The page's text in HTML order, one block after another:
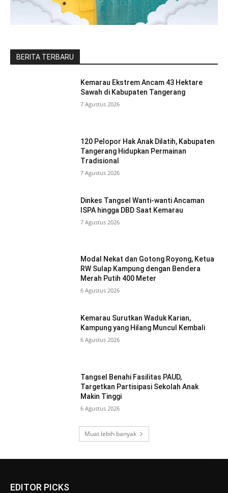
BERITA TERBARU
Kemarau Ekstrem Ancam 43 Hektare
Sawah di Kabupaten Tangerang
7 Agustus 2026
120 Pelopor Hak Anak Dilatih, Kabupaten
Tangerang Hidupkan Permainan
Tradisional
7 Agustus 2026
Dinkes Tangsel Wanti-wanti Ancaman
ISPA hingga DBD Saat Kemarau
7 Agustus 2026
Modal Nekat dan Gotong Royong, Ketua
RW Sulap Kampung dengan Bendera
Merah Putih 400 Meter
6 Agustus 2026
Kemarau Surutkan Waduk Karian,
Kampung yang Hilang Muncul Kembali
6 Agustus 2026
Tangsel Benahi Fasilitas PAUD,
Targetkan Partisipasi Sekolah Anak
Makin Tinggi
6 Agustus 2026
Muat lebih banyak
EDITOR PICKS